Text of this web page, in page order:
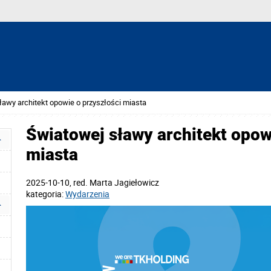
architekt opowie o przyszłości miasta
Światowej sławy architekt
miasta
2025-10-10, red. Marta Jagiełowicz
kategoria:Wydarzenia